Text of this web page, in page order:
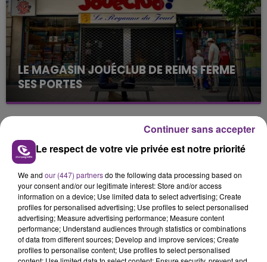
LE MAGASIN JOUÉCLUB DE REIMS FERME
SES PORTES
C'était l'une des institutions du centre-ville
rémois. Le magasin JouéClub est contraint de
TITRES DIFFUSÉS
13h07
13h07 13h04
13h04
Le respect de votre vie privée est notre priorité
We and our (447) partnersdo the following data processing based on
your consent and/or our legitimate interest: Store and/or access
information on a device; Use limited data to select advertising; Create
profiles for personalised advertising; Use profiles to select personalised
advertising; Measure advertising performance; Measure content
performance; Understand audiences through statistics or combinations
of data from different sources; Develop and improve services; Create
profiles to personalise content; Use profiles to select personalised
Continuer sans accepter